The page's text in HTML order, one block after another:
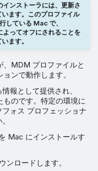
ンストーラには、更新さ
ます。このプロファイル
している Mac で、
ってオフにされることを
ます。
、MDM プロファイルと
ンで動作します。
報として提供され、
のです。特定の環境に
ォス プロフェッショナ
Mac にインストールす
ンロードします。